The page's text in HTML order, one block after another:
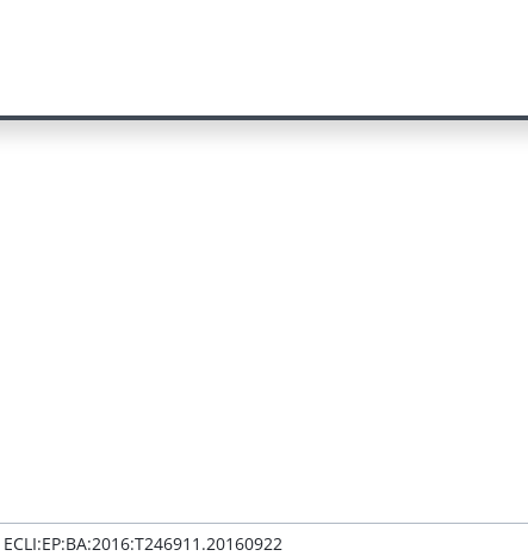
ECLI:EP:BA:2016:T246911.20160922